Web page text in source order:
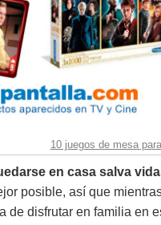
10 juegos de mesa
en casa salva
posible, así que
de disfrutar en familia en